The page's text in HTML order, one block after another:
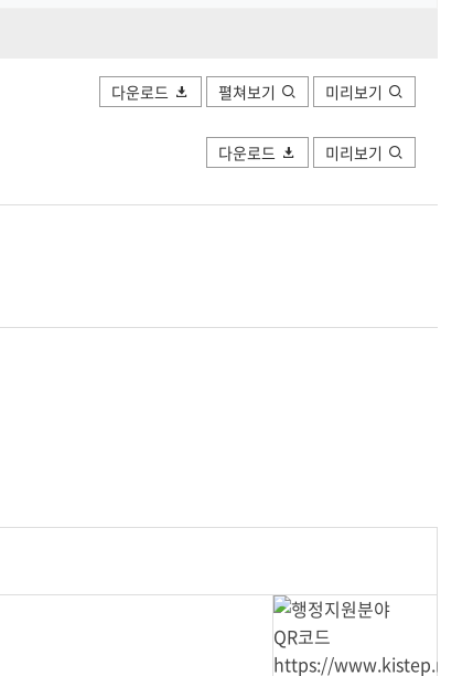
다운로드 펼쳐보기 미리보기
다운로드 미리보기